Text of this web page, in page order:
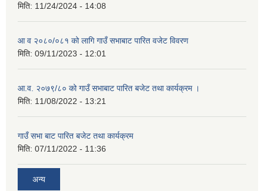
मिति: 11/24/2024 - 14:08
आ व २०८०/०८१ को लागि गाउँ सभाबाट पारित वजेट विवरण
मिति: 09/11/2023 - 12:01
आ.व. २०७९/८० को गाउँ सभाबाट पारित बजेट तथा कार्यक्रम ।
मिति: 11/08/2022 - 13:21
गाउँ सभा बाट पारित बजेट तथा कार्यक्रम
मिति: 07/11/2022 - 11:36
अन्य